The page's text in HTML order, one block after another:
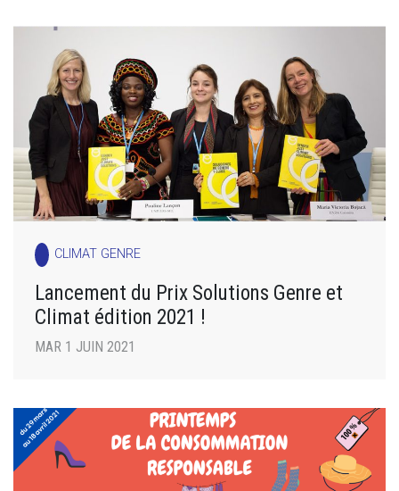
CLIMAT GENRE
Lancement du Prix Solutions Genre et
Climat édition 2021 !
MAR 1 JUIN 2021